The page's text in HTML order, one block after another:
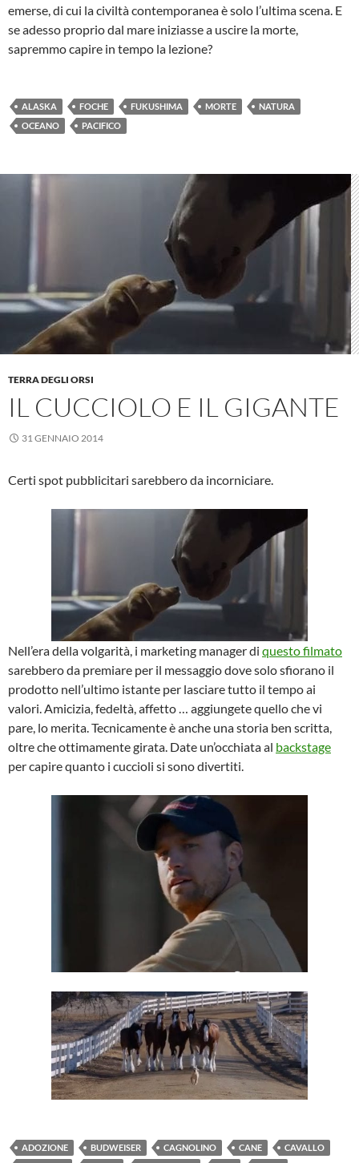
emerse, di cui la civiltà contemporanea è solo l’ultima scena. E
se adesso proprio dal mare iniziasse a uscire la morte,
sapremmo capire in tempo la lezione?
ALASKA FOCHE FUKUSHIMA MORTE
NATURA
OCEANO
PACIFICO
TERRA DEGLI ORSI
IL CUCCIOLO E IL GIGANTE
31 GENNAIO 2014
Certi spot pubblicitari sarebbero da incorniciare.
Nell’era della volgarità, i marketing manager di questo filmato
sarebbero da premiare per il messaggio dove solo sfiorano il
prodotto nell’ultimo istante per lasciare tutto il tempo ai
valori. Amicizia, fedeltà, affetto … aggiungete quello che vi
pare, lo merita. Tecnicamente è anche una storia ben scritta,
oltre che ottimamente girata. Date un’occhiata al backstage
per capire quanto i cuccioli si sono divertiti.
ADOZIONE BUDWEISER CAGNOLINO CANE
CAVALLO